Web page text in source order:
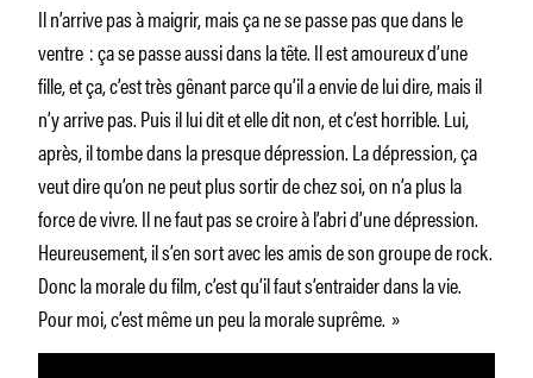
Il n’arrive pas à maigrir, mais ça ne se passe pas que dans le
ventre : ça se passe aussi dans la tête. Il est amoureux d’une
fille, et ça, c’est très gênant parce qu’il a envie de lui dire, mais il
n’y arrive pas. Puis il lui dit et elle dit non, et c’est horrible. Lui,
après, il tombe dans la presque dépression. La dépression, ça
veut dire qu’on ne peut plus sortir de chez soi, on n’a plus la
force de vivre. Il ne faut pas se croire à l’abri d’une dépression.
Heureusement, il s’en sort avec les amis de son groupe de rock.
Donc la morale du film, c’est qu’il faut s’entraider dans la vie.
Pour moi, c’est même un peu la morale suprême. »